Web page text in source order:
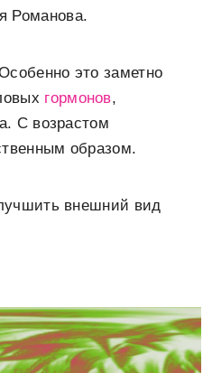
Романова.
это заметно
гормонов,
С возрастом
образом.
внешний вид